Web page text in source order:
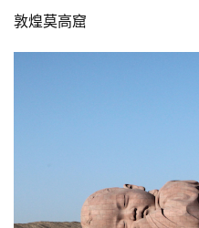
的
繁
體
敦煌莫高窟